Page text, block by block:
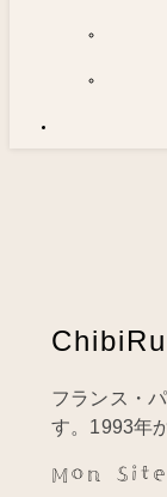
ChibiRu
フランス・
す。1993年
Mon